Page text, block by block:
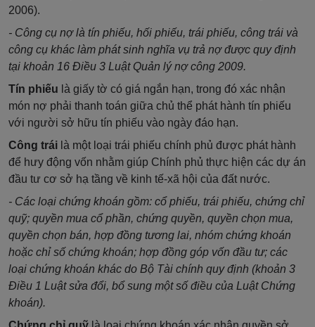
2006).
- Công cụ nợ là tín phiếu, hối phiếu, trái phiếu, công trái và
công cụ khác làm phát sinh nghĩa vụ trả nợ được quy định
tại khoản 16 Điều 3 Luật Quản lý nợ công 2009.
Tín phiếu là giấy tờ có giá ngắn hạn, trong đó xác nhận
món nợ phải thanh toán giữa chủ thể phát hành tín phiếu
với người sở hữu tín phiếu vào ngày đáo hạn.
Công trái là một loại trái phiếu chính phủ được phát hành
để hưy động vốn nhằm giúp Chính phủ thực hiện các dự án
đầu tư cơ sở hạ tầng về kinh tế-xã hội của đất nước.
- Các loại chứng khoán gồm: cổ phiếu, trái phiếu, chứng chỉ
quỹ; quyền mua cổ phần, chứng quyền, quyền chọn mua,
quyền chọn bán, hợp đồng tương lai, nhóm chứng khoán
hoặc chỉ số chứng khoán; hợp đồng góp vốn đầu tư; các
loại chứng khoán khác do Bộ Tài chính quy định (khoản 3
Điều 1 Luật sửa đổi, bổ sung một số điều của Luật Chứng
khoán).